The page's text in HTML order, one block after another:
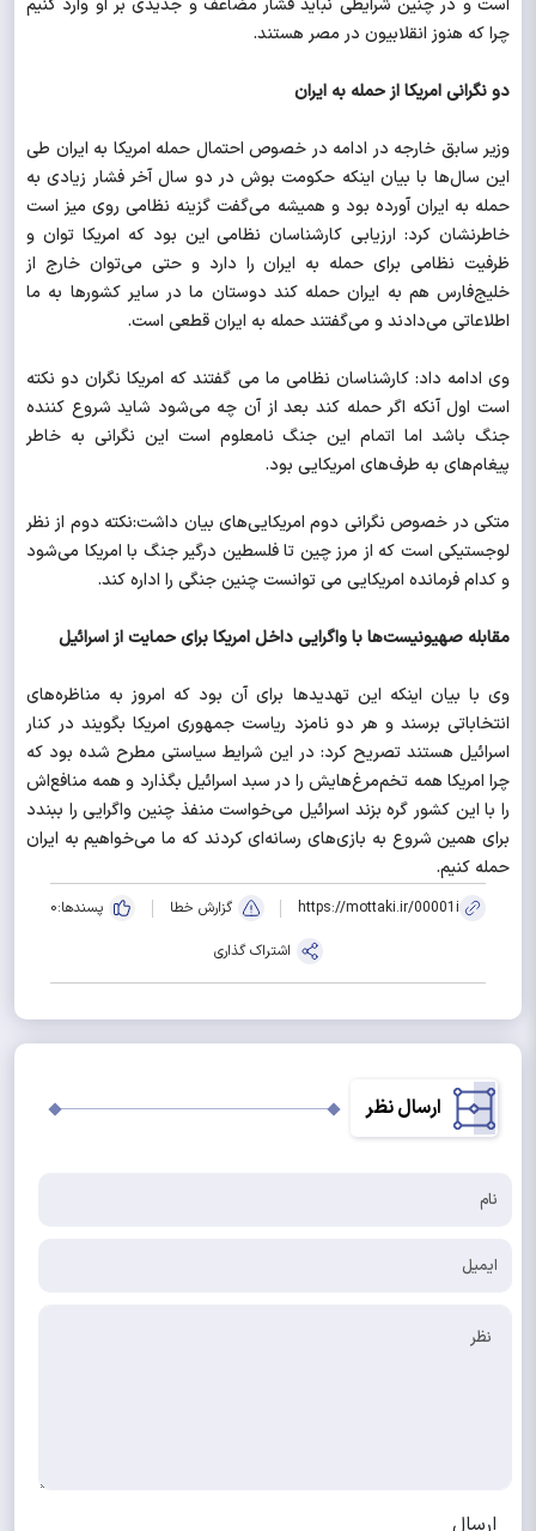
است و در چنین شرایطی نباید فشار مضاعف و جدیدی بر او وارد کنیم
چرا که هنوز انقلابیون در مصر هستند.
دو نگرانی امریکا از حمله به ایران
وزیر سابق خارجه در ادامه در خصوص احتمال حمله امریکا به ایران طی
این سال‌ها با بیان اینکه حکومت بوش در دو سال آخر فشار زیادی به
حمله به ایران آورده بود و همیشه می‌گفت گزینه نظامی روی میز است
خاطرنشان کرد: ارزیابی کارشناسان نظامی این بود که امریکا توان و
ظرفیت نظامی برای حمله به ایران را دارد و حتی می‌توان خارج از
خلیج‌فارس هم به ایران حمله کند دوستان ما در سایر کشورها به ما
اطلاعاتی می‌دادند و می‌گفتند حمله به ایران قطعی است.
وی ادامه داد: کارشناسان نظامی ما می گفتند که امریکا نگران دو نکته
است اول آنکه اگر حمله کند بعد از آن چه می‌شود شاید شروع کننده
جنگ باشد اما اتمام این جنگ نامعلوم است این نگرانی به خاطر
پیغام‌های به طرف‌های امریکایی بود.
متکی در خصوص نگرانی دوم امریکایی‌های بیان داشت:‌نکته دوم از نظر
لوجستیکی است که از مرز چین تا فلسطین درگیر جنگ با امریکا می‌شود
و کدام فرمانده امریکایی می توانست چنین جنگی را اداره کند.
مقابله صهیونیست‌ها با واگرایی‌ داخل امریکا برای حمایت از اسرائیل
وی با بیان اینکه این تهدیدها برای آن بود که امروز به مناظره‌های
انتخاباتی برسند و هر دو نامزد ریاست جمهوری امریکا بگویند در کنار
اسرائیل هستند تصریح کرد: در این شرایط سیاستی مطرح شده بود که
چرا امریکا همه تخم‌مرغ‌هایش را در سبد اسرائیل بگذارد و همه منافع‌اش
را با این کشور گره بزند اسرائیل می‌خواست منفذ چنین واگرایی را ببندد
برای همین شروع به بازی‌های رسانه‌ای کردند که ما می‌خواهیم به ایران
حمله کنیم.
https://mottaki.ir/00001i گزارش خطا پسندها:0
اشتراک گذاری
ارسال نظر